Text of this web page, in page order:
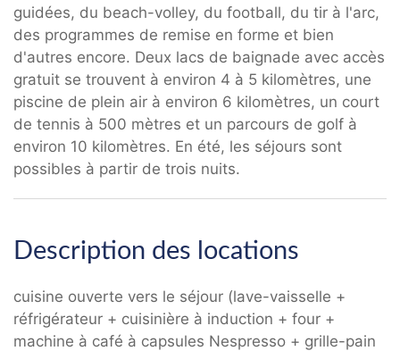
guidées, du beach-volley, du football, du tir à l'arc,
des programmes de remise en forme et bien
d'autres encore. Deux lacs de baignade avec accès
gratuit se trouvent à environ 4 à 5 kilomètres, une
piscine de plein air à environ 6 kilomètres, un court
de tennis à 500 mètres et un parcours de golf à
environ 10 kilomètres. En été, les séjours sont
possibles à partir de trois nuits.
Description des locations
cuisine ouverte vers le séjour (lave-vaisselle +
réfrigérateur + cuisinière à induction + four +
machine à café à capsules Nespresso + grille-pain